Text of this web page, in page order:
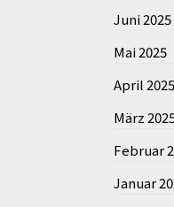
Juni 2025
Mai 2025
April 2025
März
Februar
Januar